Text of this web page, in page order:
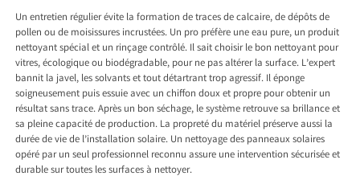
Un entretien régulier évite la formation de traces de calcaire, de dépôts de
pollen ou de moisissures incrustées. Un pro préfère une eau pure, un produit
nettoyant spécial et un rinçage contrôlé. Il sait choisir le bon nettoyant pour
vitres, écologique ou biodégradable, pour ne pas altérer la surface. L’expert
bannit la javel, les solvants et tout détartrant trop agressif. Il éponge
soigneusement puis essuie avec un chiffon doux et propre pour obtenir un
résultat sans trace. Après un bon séchage, le système retrouve sa brillance et
sa pleine capacité de production. La propreté du matériel préserve aussi la
durée de vie de l’installation solaire. Un nettoyage des panneaux solaires
opéré par un seul professionnel reconnu assure une intervention sécurisée et
durable sur toutes les surfaces à nettoyer.